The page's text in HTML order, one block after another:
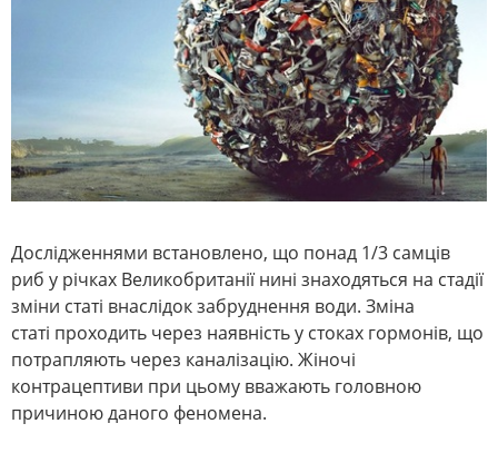
Дослідженнями встановлено, що понад 1/3 самців
риб у річках Великобританії нині знаходяться на стадії
зміни статі внаслідок забруднення води. Зміна
статі проходить через наявність у стоках гормонів, що
потрапляють через каналізацію. Жіночі
контрацептиви при цьому вважають головною
причиною даного феномена.